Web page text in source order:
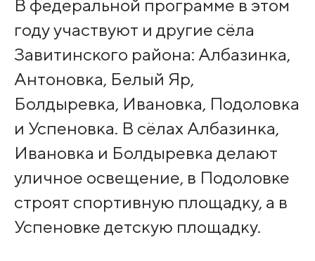
В федеральной программе в этом
году участвуют и другие сёла
Завитинского района: Албазинка,
Антоновка, Белый Яр,
Болдыревка, Ивановка, Подоловка
и Успеновка. В сёлах Албазинка,
Ивановка и Болдыревка делают
уличное освещение, в Подоловке
строят спортивную площадку, а в
Успеновке детскую площадку.